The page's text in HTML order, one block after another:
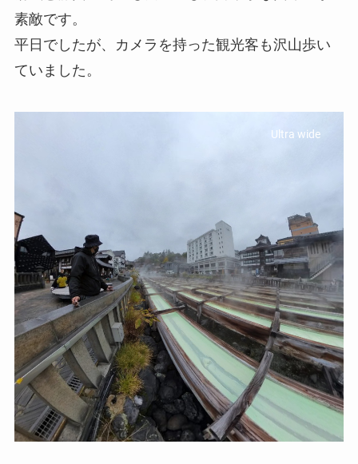
素敵です。
平日でしたが、カメラを持った観光客も沢山歩い
ていました。